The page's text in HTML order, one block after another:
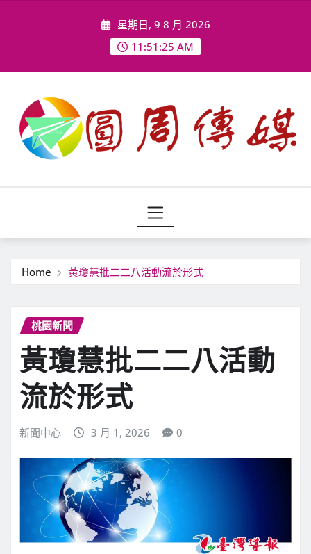
星期日, 9 8 月 2026
11:51:27 AM
Home 黃瓊慧批二二八活動流於形式
桃園新聞
黃瓊慧批二二八活動
流於形式
新聞中心 3 月 1, 2026 0